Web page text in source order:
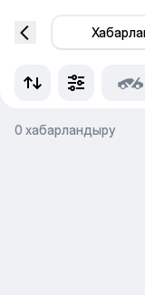
0 хабарландыру